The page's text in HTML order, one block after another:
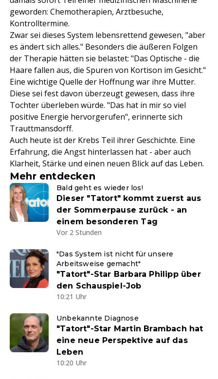
geworden: Chemotherapien, Arztbesuche,
Kontrolltermine.
Zwar sei dieses System lebensrettend gewesen, "aber
es ändert sich alles." Besonders die äußeren Folgen
der Therapie hätten sie belastet: "Das Optische - die
Haare fallen aus, die Spuren von Kortison im Gesicht."
Eine wichtige Quelle der Hoffnung war ihre Mutter.
Diese sei fest davon überzeugt gewesen, dass ihre
Tochter überleben würde. "Das hat in mir so viel
positive Energie hervorgerufen", erinnerte sich
Trauttmansdorff.
Auch heute ist der Krebs Teil ihrer Geschichte. Eine
Erfahrung, die Angst hinterlassen hat - aber auch
Klarheit, Stärke und einen neuen Blick auf das Leben.
Mehr entdecken
Bald geht es wieder los!
Dieser "Tatort" kommt zuerst aus
der Sommerpause zurück - an
einem besonderen Tag
Vor 2 Stunden
"Das System ist nicht für unsere
Arbeitsweise gemacht"
"Tatort"-Star Barbara Philipp über
den Schauspiel-Job
10:21 Uhr
Unbekannte Diagnose
"Tatort"-Star Martin Brambach hat
eine neue Perspektive auf das
Leben
10:20 Uhr